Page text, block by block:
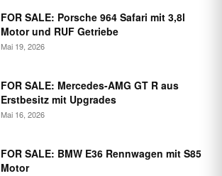
FOR SALE: Porsche 964 Safari mit 3,8l
Motor und RUF Getriebe
Mai 19, 2026
FOR SALE: Mercedes-AMG GT R aus
Erstbesitz mit Upgrades
Mai 16, 2026
FOR SALE: BMW E36 Rennwagen mit S85
Motor